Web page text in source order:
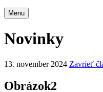
Menu
Novinky
13. november 2024 Zavrieť
Obrázok2